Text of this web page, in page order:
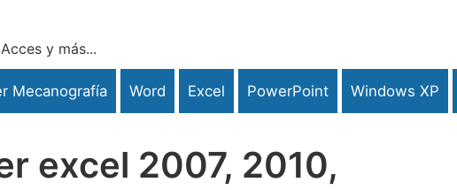
y más...
Mecanografía Word Excel PowerPoint Windows XP
excel 2007, 2010,